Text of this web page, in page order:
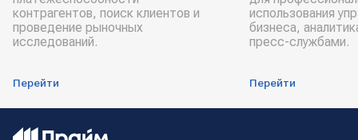
контрагентов, поиск клиентов и
проведение рыночных
исследований.
Перейти
использования
бизнеса,
пресс-службами.
Перейти